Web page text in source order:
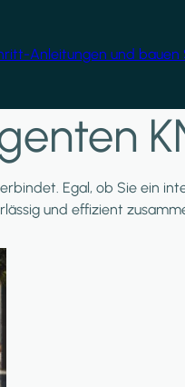
Anleitungen und
Egal, ob Sie ein
und effizient